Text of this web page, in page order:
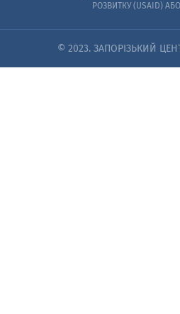
РОЗВИТКУ (USAID)
© 2023. ЗАПОРІЗЬКИЙ